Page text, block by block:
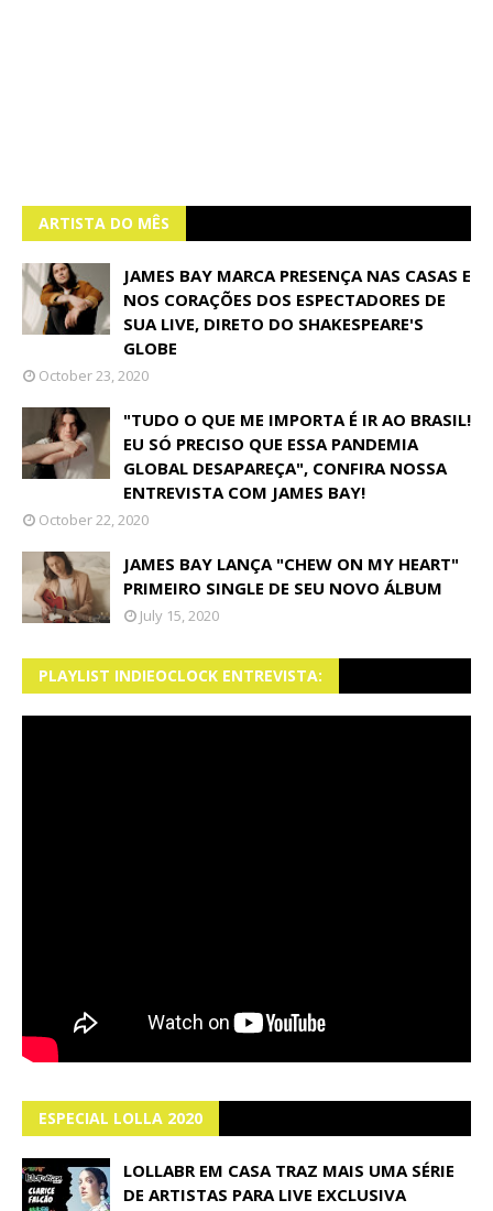
ARTISTA DO MÊS
JAMES BAY MARCA PRESENÇA NAS CASAS E
NOS CORAÇÕES DOS ESPECTADORES DE
SUA LIVE, DIRETO DO SHAKESPEARE'S
GLOBE
October 23, 2020
"TUDO O QUE ME IMPORTA É IR AO BRASIL!
EU SÓ PRECISO QUE ESSA PANDEMIA
GLOBAL DESAPAREÇA", CONFIRA NOSSA
ENTREVISTA COM JAMES BAY!
October 22, 2020
JAMES BAY LANÇA "CHEW ON MY HEART"
PRIMEIRO SINGLE DE SEU NOVO ÁLBUM
July 15, 2020
PLAYLIST INDIEOCLOCK ENTREVISTA:
ESPECIAL LOLLA 2020
LOLLABR EM CASA TRAZ MAIS UMA SÉRIE
DE ARTISTAS PARA LIVE EXCLUSIVA